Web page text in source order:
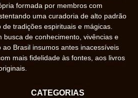
formada por membros com
uma curadoria de alto padrão
tradições espirituais e mágicas.
busca de conhecimento, vivências e
Brasil insumos antes inacessíveis
mais fidelidade às fontes, aos livros
CATEGORIAS